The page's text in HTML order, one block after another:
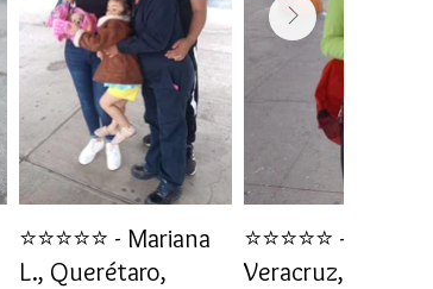
⭐⭐⭐⭐⭐ - Mariana
L., Querétaro,
⭐⭐⭐⭐⭐ -
Veracruz,